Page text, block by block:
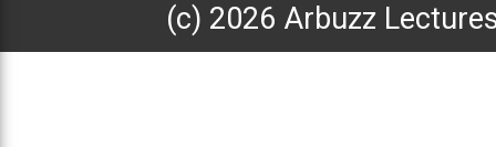
(с) 2026 Arbuzz